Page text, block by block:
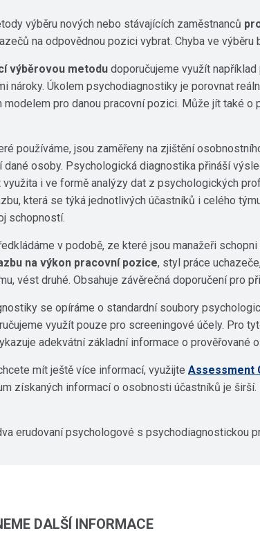
výběru nových nebo stávajících zaměstnanců
na odpovědnou pozici vybrat. Chyba ve výběru
výběrovou metodu doporučujeme využít
nároky. Úkolem psychodiagnostiky je porovnat
pro danou pracovní pozici. Může jít také
používáme, jsou zaměřeny na zjištění
osoby. Psychologická diagnostika přináší
i ve formě analýzy dat z psychologických
která se týká jednotlivých účastníků i celého
schopností.
v podobě, ze které jsou manažeři
na výkon pracovní pozice, styl práce
vést druhé. Obsahuje závěrečná doporučení pro
se opíráme o standardní soubory
využít pouze pro screeningové účely. Pro
adekvátní základní informace o prověřované
mít ještě více informací, využijte Assessment
získaných informací o osobnosti účastníků je
erudovaní psychologové s psychodiagnostickou
DALŠÍ INFORMACE